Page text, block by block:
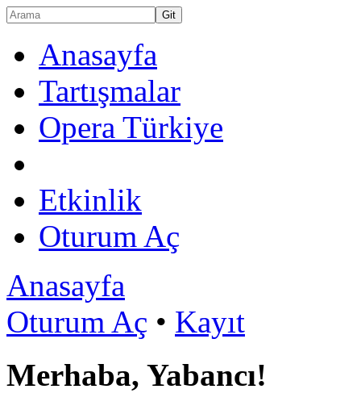
Anasayfa
Tartışmalar
Opera Türkiye
Etkinlik
Oturum Aç
Anasayfa
Oturum Aç • Kayıt
Merhaba, Yabancı!